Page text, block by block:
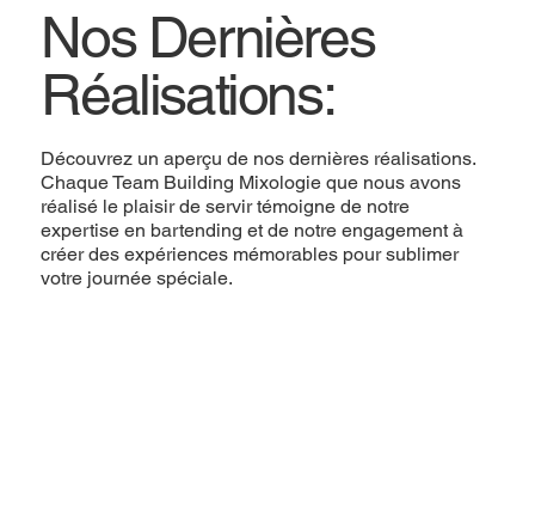
Nos Dernières
Réalisations:
Découvrez un aperçu de nos dernières réalisations.
Chaque Team Building Mixologie que nous avons
réalisé le plaisir de servir témoigne de notre
expertise en bartending et de notre engagement à
créer des expériences mémorables pour sublimer
votre journée spéciale.